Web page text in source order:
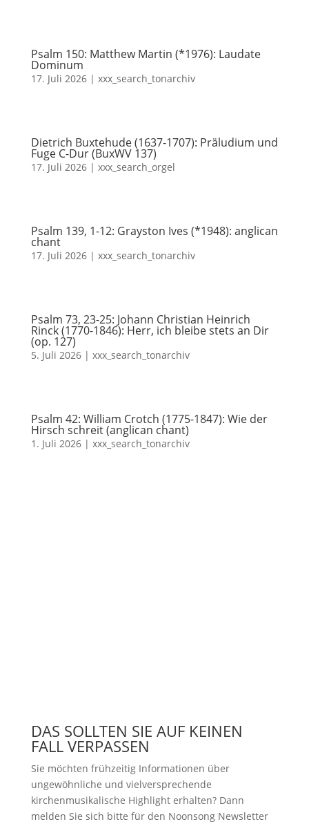
Psalm 150: Matthew Martin (*1976): Laudate
Dominum
17. Juli 2026| xxx_search_tonarchiv
Dietrich Buxtehude (1637-1707): Präludium und
Fuge C-Dur (BuxWV 137)
17. Juli 2026| xxx_search_orgel
Psalm 139, 1-12: Grayston Ives (*1948): anglican
chant
17. Juli 2026| xxx_search_tonarchiv
Psalm 73, 23-25: Johann Christian Heinrich
Rinck (1770-1846): Herr, ich bleibe stets an Dir
(op. 127)
5. Juli 2026| xxx_search_tonarchiv
Psalm 42: William Crotch (1775-1847): Wie der
Hirsch schreit (anglican chant)
1. Juli 2026| xxx_search_tonarchiv
DAS SOLLTEN SIE AUF KEINEN
FALL VERPASSEN
Sie möchten frühzeitig Informationen über
ungewöhnliche und vielversprechende
kirchenmusikalische Highlight erhalten? Dann
melden Sie sich bitte für den Noonsong Newsletter